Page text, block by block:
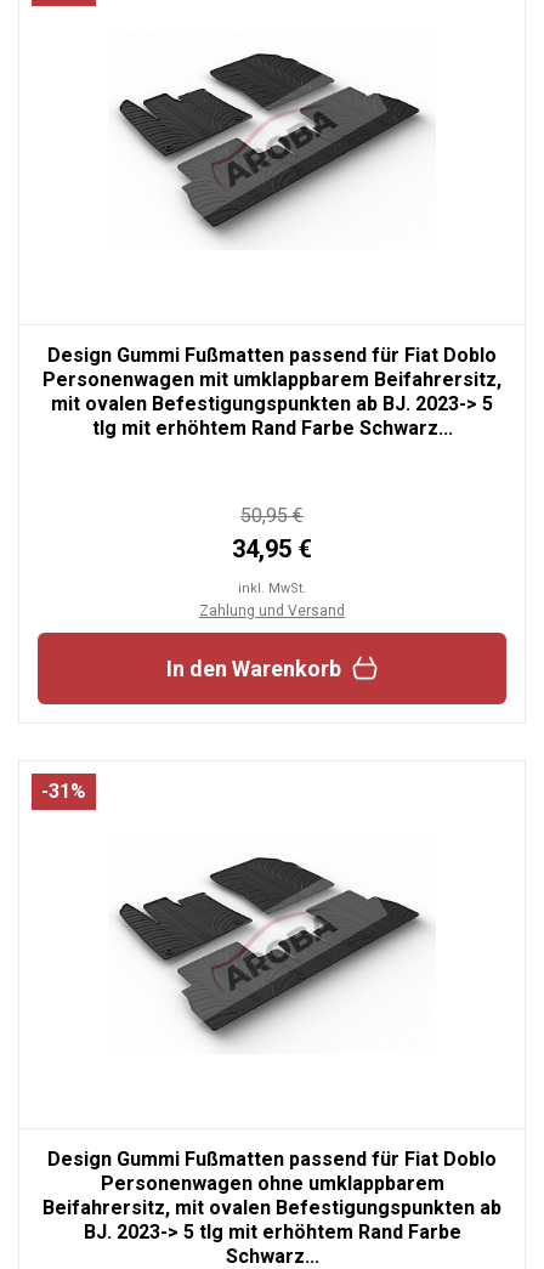
Design Gummi Fußmatten passend für Fiat Doblo
Personenwagen mit umklappbarem Beifahrersitz,
mit ovalen Befestigungspunkten ab BJ. 2023-> 5
tlg mit erhöhtem Rand Farbe Schwarz...
50,95 €
34,95 €
inkl. MwSt.
Zahlung und Versand
In den Warenkorb
-31%
Design Gummi Fußmatten passend für Fiat Doblo
Personenwagen ohne umklappbarem
Beifahrersitz, mit ovalen Befestigungspunkten ab
BJ. 2023-> 5 tlg mit erhöhtem Rand Farbe
Schwarz...